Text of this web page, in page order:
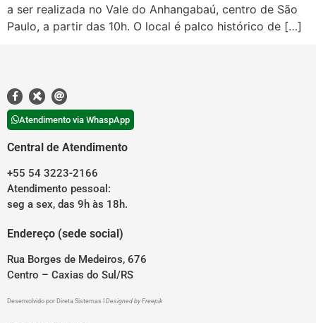
a ser realizada no Vale do Anhangabaú, centro de São
Paulo, a partir das 10h. O local é palco histórico de […]
Atendimento via WhaspApp
Central de Atendimento
+55 54 3223-2166
Atendimento pessoal:
seg a sex, das 9h às 18h.
Endereço (sede social)
Rua Borges de Medeiros, 676
Centro – Caxias do Sul/RS
Desenvolvido por Direta Sistemas Designed by Freepik